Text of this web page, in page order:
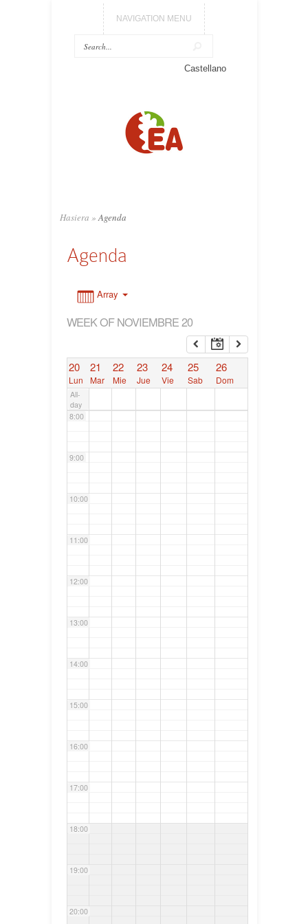
NAVIGATION MENU
Castellano
Hasiera » Agenda
Agenda
Array
WEEK OF NOVIEMBRE 20
20
Lun
21
Mar
22
Mie
23
Jue
24
Vie
25
Sab
26
Dom
All-
day
4:00
5:00
7:00
8:00
9:00
10:00
11:00
12:00
13:00
14:00
15:00
16:00
17:00
18:00
19:00
20:00